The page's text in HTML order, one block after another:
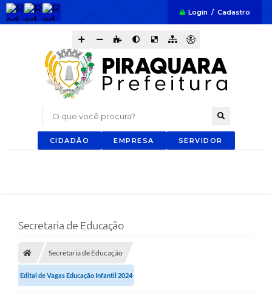
Login / Cadastro
O que você procura?
CIDADÃO EMPRESA SERVIDOR
Secretaria de Educação
Secretaria de Educação
Edital de Vagas Educação Infantil 2024